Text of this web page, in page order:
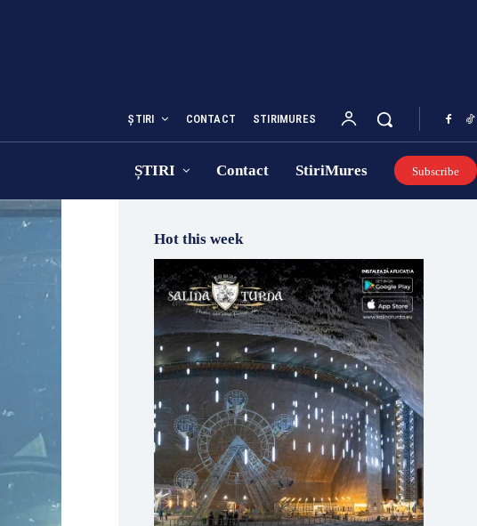
ȘTIRI CONTACT STIRIMURES
ȘTIRI Contact StiriMures Subscribe
Hot this week